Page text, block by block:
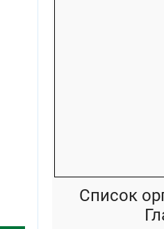
Список